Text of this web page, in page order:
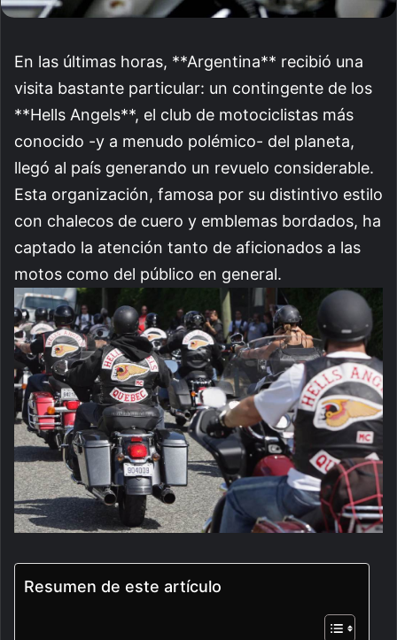
En las últimas horas, **Argentina** recibió una
visita bastante particular: un contingente de los
**Hells Angels**, el club de motociclistas más
conocido -y a menudo polémico- del planeta,
llegó al país generando un revuelo considerable.
Esta organización, famosa por su distintivo estilo
con chalecos de cuero y emblemas bordados, ha
captado la atención tanto de aficionados a las
motos como del público en general.
Resumen de este artículo